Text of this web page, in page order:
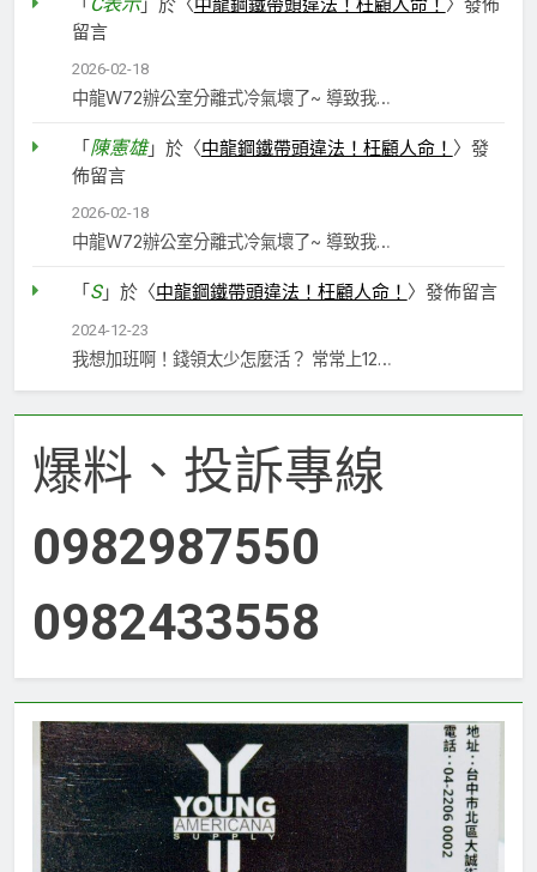
「 」於〈中龍鋼鐵帶頭違法！枉顧人命！ 〉發佈
留言
2026-02-18
中龍W72辦公室分離式冷氣壞了~ 導致我…
「 陳憲雄」於〈中龍鋼鐵帶頭違法！枉顧人命！ 〉發
佈留言
2026-02-18
中龍W72辦公室分離式冷氣壞了~ 導致我…
「 S」於〈中龍鋼鐵帶頭違法！枉顧人命！ 〉發佈留言
2024-12-23
我想加班啊！錢領太少怎麼活？ 常常上12…
爆料、投訴專線
0982987550
0982433558